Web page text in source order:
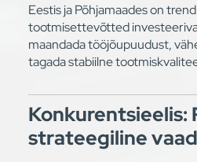
Eestis ja Põhjamaades on
tootmisettevõtted
maandada tööjõupuudust,
tagada stabiilne
Konkurentsieelis:
strateegiline